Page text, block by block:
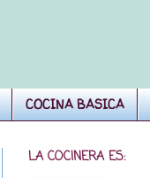
COCINA BASICA
LA COCINERA ES: